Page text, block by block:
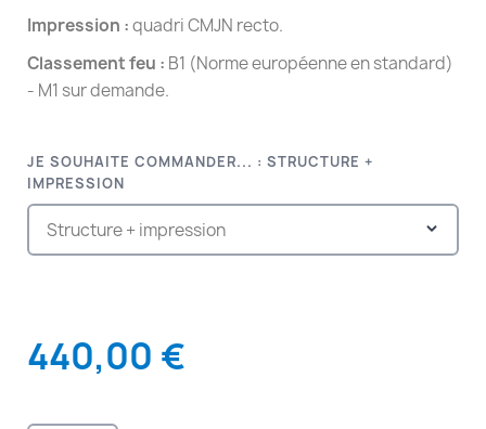
Impression :quadri CMJN recto.
Classement feu : B1 (Norme européenne en standard)
- M1 sur demande.
JE SOUHAITE COMMANDER... : STRUCTURE +
IMPRESSION
440,00 €